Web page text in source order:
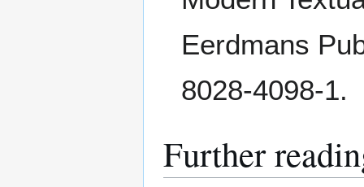
Eerdmans
8028-4098-1.
Further